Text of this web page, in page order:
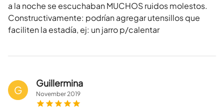
a la noche se escuchaban MUCHOS ruidos molestos.
Constructivamente: podrían agregar utensillos que
faciliten la estadía, ej: un jarro p/calentar
G
Guillermina
November2019